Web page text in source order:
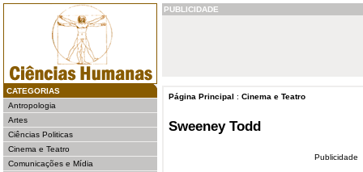
CATEGORIAS
Antropologia
Artes
Ciências Politicas
Cinema e Teatro
Comunicações e Mídia
PUBLICIDADE
Página Principal : Cinema e Teatro
Sweeney Todd
Publicidade